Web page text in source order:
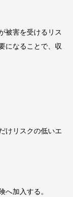
被害を受けるリス
になることで、収
けリスクの低いエ
へ加入する。